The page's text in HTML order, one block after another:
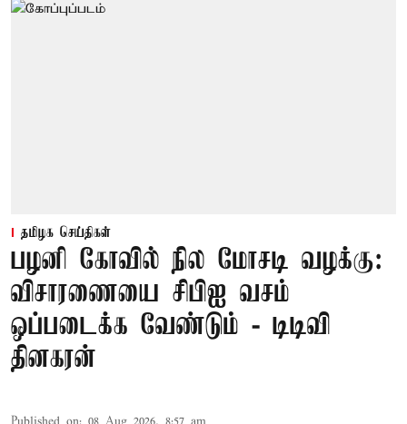
தமிழக செய்திகள்
பழனி கோவில் நில மோசடி வழக்கு:
விசாரணையை சிபிஐ வசம்
ஒப்படைக்க வேண்டும் - டிடிவி
தினகரன்